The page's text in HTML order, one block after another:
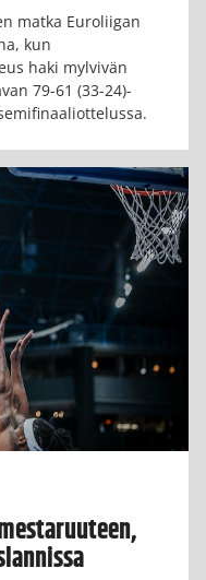
matka Euroliigan
kun
haki mylvivän
79-61 (33-24)-